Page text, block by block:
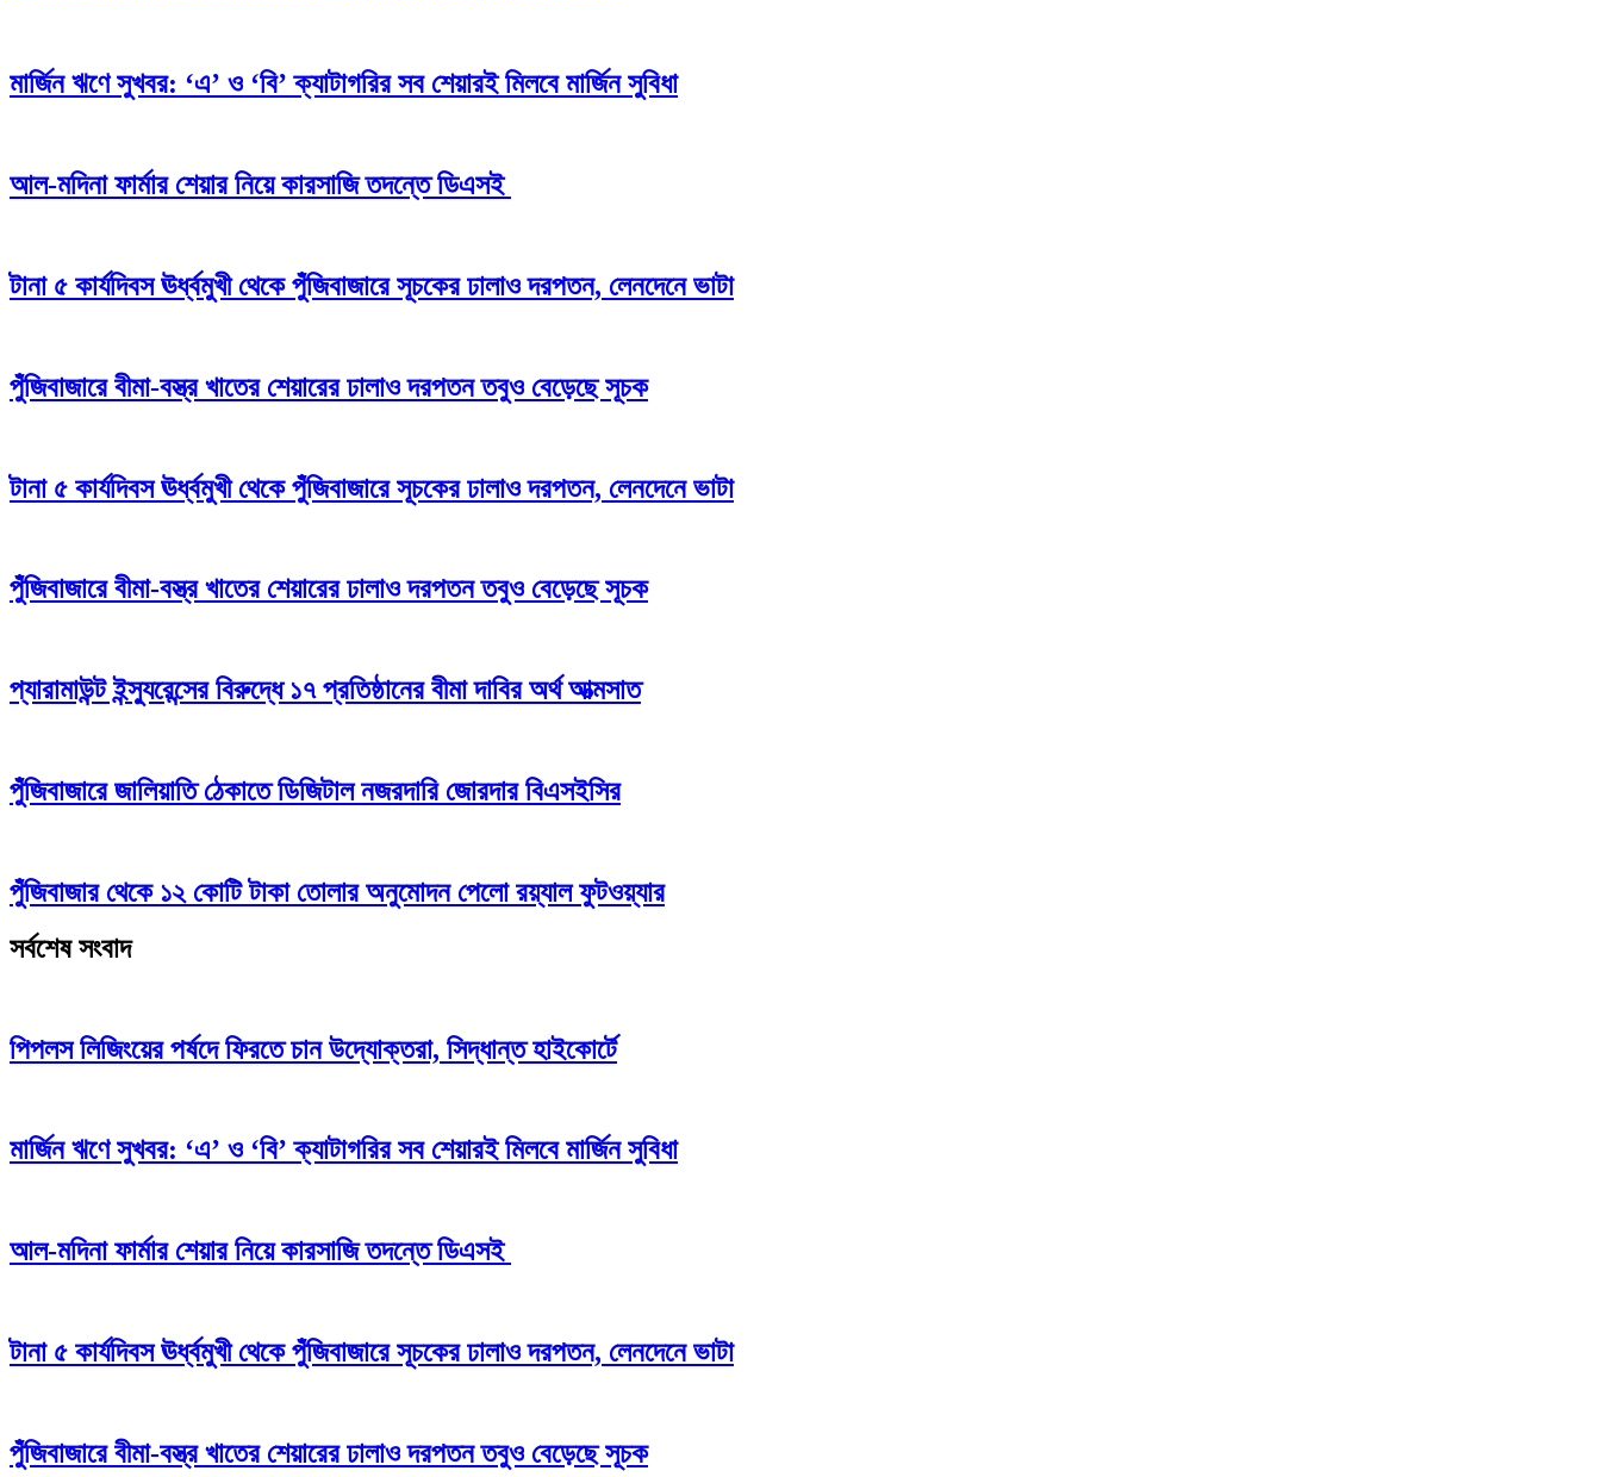
মার্জিন ঋণে সুখবর: ‘এ’ ও ‘বি’ ক্যাটাগরির সব শেয়ারই মিলবে মার্জিন সুবিধা
আল-মদিনা ফার্মার শেয়ার নিয়ে কারসাজি তদন্তে ডিএসই
টানা ৫ কার্যদিবস ঊর্ধ্বমুখী থেকে পুঁজিবাজারে সূচকের ঢালাও দরপতন, লেনদেনে ভাটা
পুঁজিবাজারে বীমা-বস্ত্র খাতের শেয়ারের ঢালাও দরপতন তবুও বেড়েছে সূচক
টানা ৫ কার্যদিবস ঊর্ধ্বমুখী থেকে পুঁজিবাজারে সূচকের ঢালাও দরপতন, লেনদেনে ভাটা
পুঁজিবাজারে বীমা-বস্ত্র খাতের শেয়ারের ঢালাও দরপতন তবুও বেড়েছে সূচক
প্যারামাউন্ট ইন্স্যুরেন্সের বিরুদ্ধে ১৭ প্রতিষ্ঠানের বীমা দাবির অর্থ আত্মসাত
পুঁজিবাজারে জালিয়াতি ঠেকাতে ডিজিটাল নজরদারি জোরদার বিএসইসির
পুঁজিবাজার থেকে ১২ কোটি টাকা তোলার অনুমোদন পেলো রয়্যাল ফুটওয়্যার
সর্বশেষ সংবাদ
পিপলস লিজিংয়ের পর্ষদে ফিরতে চান উদ্যোক্তরা, সিদ্ধান্ত হাইকোর্টে
মার্জিন ঋণে সুখবর: ‘এ’ ও ‘বি’ ক্যাটাগরির সব শেয়ারই মিলবে মার্জিন সুবিধা
আল-মদিনা ফার্মার শেয়ার নিয়ে কারসাজি তদন্তে ডিএসই
টানা ৫ কার্যদিবস ঊর্ধ্বমুখী থেকে পুঁজিবাজারে সূচকের ঢালাও দরপতন, লেনদেনে ভাটা
পুঁজিবাজারে বীমা-বস্ত্র খাতের শেয়ারের ঢালাও দরপতন তবুও বেড়েছে সূচক